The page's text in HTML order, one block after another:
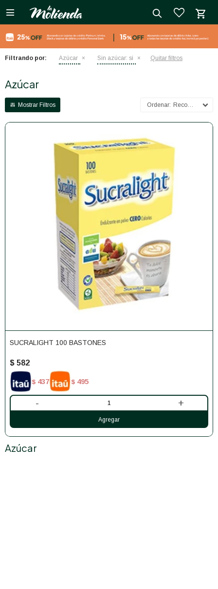

Filtrando por: Azúcar Sin azúcar: si Quitar filtros
Azúcar
Recomendados
SUCRALIGHT 100 BASTONES
$ 582
$ 437 $ 495
- +
Azúcar